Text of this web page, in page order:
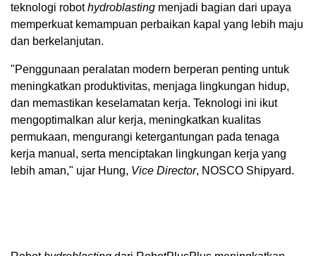
teknologi robothydroblasting menjadi bagian dari upaya
memperkuat kemampuan perbaikan kapal yang lebih maju
dan berkelanjutan.
"Penggunaan peralatan modern berperan penting untuk
meningkatkan produktivitas, menjaga lingkungan hidup,
dan memastikan keselamatan kerja. Teknologi ini ikut
mengoptimalkan alur kerja, meningkatkan kualitas
permukaan, mengurangi ketergantungan pada tenaga
kerja manual, serta menciptakan lingkungan kerja yang
lebih aman," ujar Hung, Vice Director, NOSCO Shipyard.